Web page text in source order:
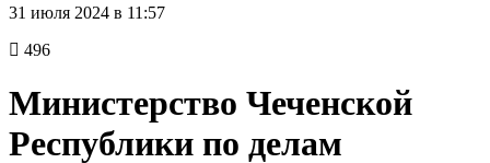
31 июля 2024 в 11:57
496
Министерство Чеченской
Республики по делам